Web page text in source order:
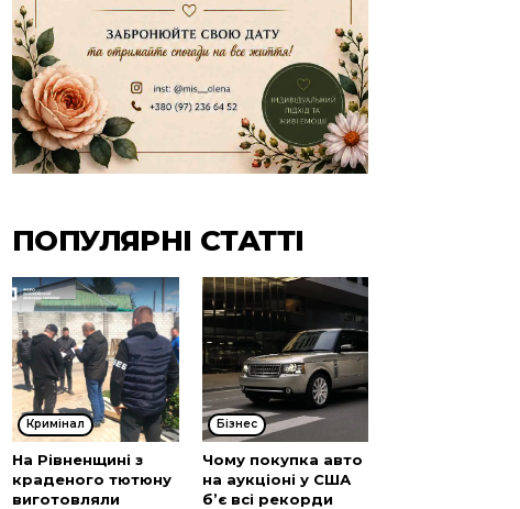
ПОПУЛЯРНІ СТАТТІ
Кримінал
На Рівненщині з
краденого тютюну
виготовляли
Бізнес
Чому покупка авто
на аукціоні у США
б’є всі рекорди